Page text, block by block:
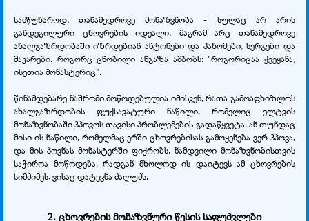
სამწუხაროდ, თანამედროვე მონაზვნობა - სულაც არ არის
განდეგილური ცხოვრების იდეალი, მაგრამ არც თანამედროვე
ახალგაზრდობაში იზრდებიან ანტონები და პახომები, სერგები და
მაკარები. როგორც ცნობილი ანგაზა ამბობს: "როგორიცაა ქვეყანა,
ისეთია მონასტერიც".
წინამდებარე ნაშრომი მოწოდებულია იმისკენ, რათა გამოაფხიზლოს
ახალგაზრდობის ფუქსავატური ნაწილი, რომელიც ელტვის
მონაზვნობაში ჰპოვოს თავისი პრობლემების გადაწყვეტა, ან თუნდაც
მისი ის ნაწილი, რომელმაც ერში ცხოვრებისას გამოყენება ვერ ჰპოვა,
და მის პოვნას მონასტერში ფიქრობს. ნამდვილი მონაზვნობისთვის
საჭიროა მოწოდება. რადგან მხოლოდ ის დაიტევს ამ ცხოვრების
სიმძიმეს, ვისაც დატევნა ძალუძს.
2. ცხოვრების მონაზვნური წესის საფუძვლები